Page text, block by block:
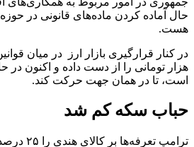
حال آماده کردن ماده‌های قانونی در
هست.
هزار تومانی را از دست داده و اکنون در
است، تا در همان جهت حرکت کند.
حباب سکه کم شد
ترامپ